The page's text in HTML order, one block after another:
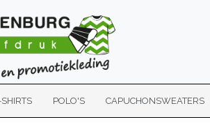
POLO'S CAPUCHONSWEATERS